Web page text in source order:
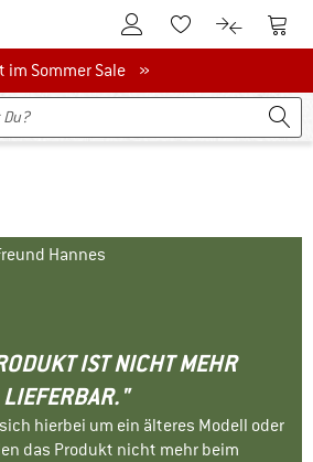
Zum KundenkontoZum Merkzettel.
Zum Zum
Sommer Sale
im Sommer Sale »
Hannes
IST NICHT MEHR
LIEFERBAR."
hierbei um ein älteres Modell oder
das Produkt nicht mehr beim